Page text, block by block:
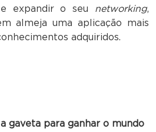
expandir o seu networking,
almeja uma aplicação mais
adquiridos.
gaveta para ganhar o mundo